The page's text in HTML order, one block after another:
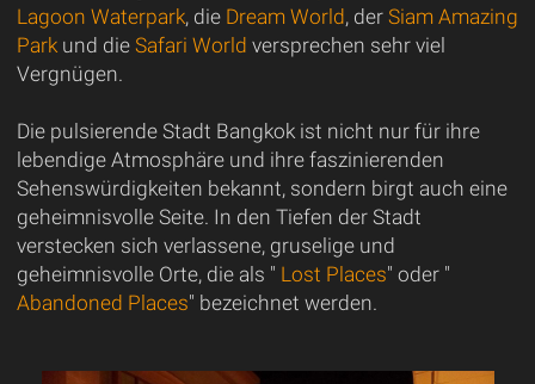
Lagoon Waterpark, die Dream World, der Siam Amazing
Parkund die Safari World versprechen sehr viel
Vergnügen.
Die pulsierende Stadt Bangkok ist nicht nur für ihre
lebendige Atmosphäre und ihre faszinierenden
Sehenswürdigkeiten bekannt, sondern birgt auch eine
geheimnisvolle Seite. In den Tiefen der Stadt
verstecken sich verlassene, gruselige und
geheimnisvolle Orte, die als " Lost Places" oder "
Abandoned Places" bezeichnet werden.